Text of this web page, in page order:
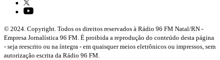
© 2024. Copyright. Todos os direitos reservados à Rádio 96 FM Natal/RN -
Empresa Jornalística 96 FM. É proibida a reprodução do conteúdo desta página
- seja reescrito ou na íntegra - em quaisquer meios eletrônicos ou impressos, sem
autorização escrita da Rádio 96 FM.